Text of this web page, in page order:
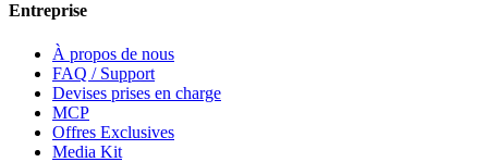
Entreprise
À propos de nous
FAQ / Support
Devises prises en charge
MCP
Offres Exclusives
Media Kit